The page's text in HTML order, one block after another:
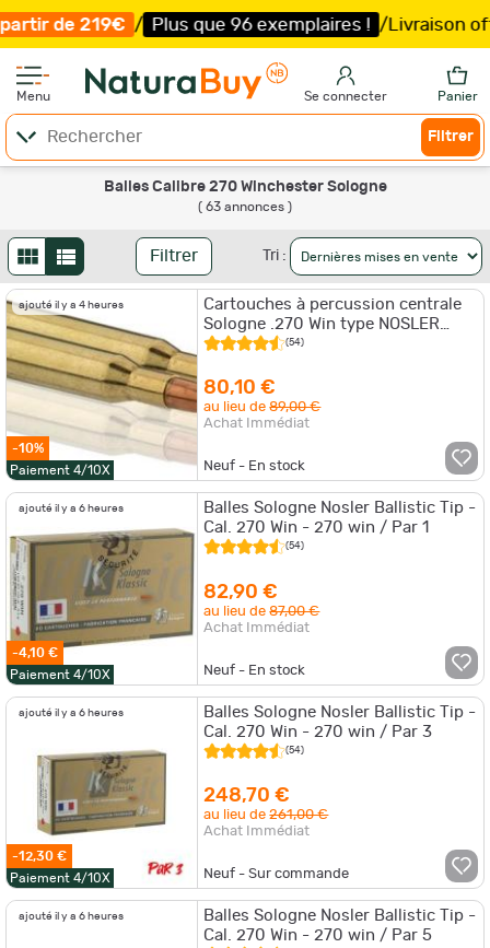
que 96 exemplaires ! /Livraison offerte et expédition
Menu Se connecter Panier
Filtrer
Balles Calibre 270 Winchester Sologne
( 63 annonces )
Filtrer Tri :
ajouté il y a 4 heures
-10%
Paiement 4/10X
Cartouches à percussion centrale
Sologne .270 Win type NOSLER
BALLISTIC TIP
(54)
80,10 €
au lieu de89,00 €
Achat Immédiat
Neuf - En stock
ajouté il y a 6 heures
-4,10 €
Paiement 4/10X
Balles Sologne Nosler Ballistic Tip -
Cal. 270 Win - 270 win / Par 1
(54)
82,90 €
au lieu de87,00 €
Achat Immédiat
Neuf - En stock
ajouté il y a 6 heures
-12,30 €
Paiement 4/10X
Balles Sologne Nosler Ballistic Tip -
Cal. 270 Win - 270 win / Par 3
(54)
248,70 €
au lieu de261,00 €
Achat Immédiat
Neuf - Sur commande
ajouté il y a 6 heures
Balles Sologne Nosler Ballistic Tip -
Cal. 270 Win - 270 win / Par 5